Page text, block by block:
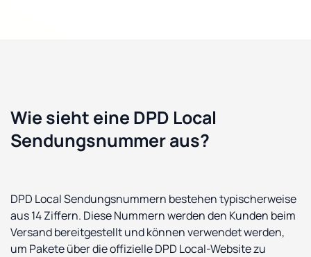
Wie sieht eine DPD Local
Sendungsnummer aus?
DPD Local Sendungsnummern bestehen typischerweise
aus 14 Ziffern. Diese Nummern werden den Kunden beim
Versand bereitgestellt und können verwendet werden,
um Pakete über die offizielle DPD Local-Website zu